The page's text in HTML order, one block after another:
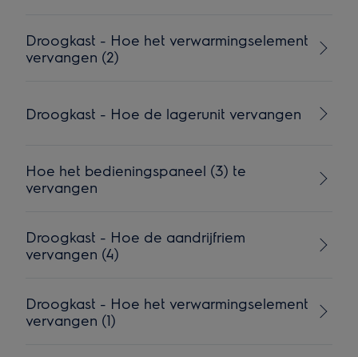
Droogkast - Hoe het verwarmingselement
vervangen (2)
Droogkast - Hoe de lagerunit vervangen
Hoe het bedieningspaneel (3) te
vervangen
Droogkast - Hoe de aandrijfriem
vervangen (4)
Droogkast - Hoe het verwarmingselement
vervangen (1)